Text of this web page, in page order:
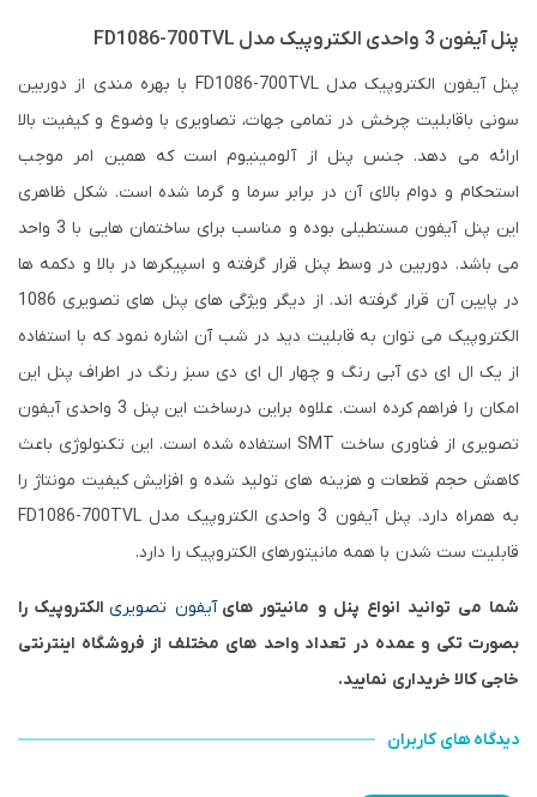
پنل آیفون 3 واحدی الکتروپیک مدل FD1086-700TVL
پنل آیفون الکتروپیک مدل FD1086-700TVL با بهره مندی از دوربین
سونی باقابلیت چرخش در تمامی جهات، تصاویری با وضوع و کیفیت بالا
ارائه می دهد. جنس پنل از آلومینیوم است که همین امر موجب
استحکام و دوام بالای آن در برابر سرما و گرما شده است. شکل ظاهری
این پنل آیفون مستطیلی بوده و مناسب برای ساختمان هایی با 3 واحد
می باشد. دوربین در وسط پنل قرار گرفته و اسپیکرها در بالا و دکمه ها
در پایین آن قرار گرفته اند. از دیگر ویژگی های پنل های تصویری 1086
الکتروپیک می توان به قابلیت دید در شب آن اشاره نمود که با استفاده
از یک ال ای دی آبی رنگ و چهار ال ای دی سبز رنگ در اطراف پنل این
امکان را فراهم کرده است. علاوه براین درساخت این پنل 3 واحدی آیفون
تصویری از فناوری ساخت SMT استفاده شده است. این تکنولوژی باعث
کاهش حجم قطعات و هزینه های تولید شده و افزایش کیفیت مونتاژ را
به همراه دارد. پنل آیفون 3 واحدی الکتروپیک مدل FD1086-700TVL
قابلیت ست شدن با همه مانیتورهای الکتروپیک را دارد.
شما می توانید انواع پنل و مانیتور های آیفون تصویریالکتروپیک را
بصورت تکی و عمده در تعداد واحد های مختلف از فروشگاه اینترنتی
خاجی کالا خریداری نمایید.
دیدگاه های کاربران